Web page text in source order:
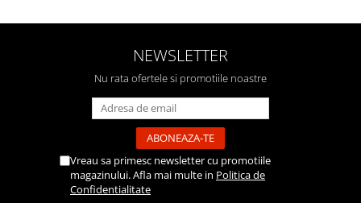
NEWSLETTER
Nu rata ofertele si promotiile noastre
Vreau sa primesc newsletter cu promotiile
magazinului. Afla mai multe in Politica de
Confidentialitate